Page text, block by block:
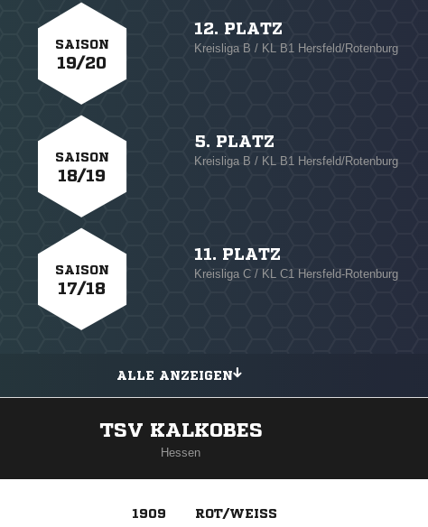
SAISON
19/20
12. PLATZ
Kreisliga B / KL B1 Hersfeld/Rotenburg
SAISON
18/19
5. PLATZ
Kreisliga B / KL B1 Hersfeld/Rotenburg
SAISON
17/18
11. PLATZ
Kreisliga C / KL C1 Hersfeld-Rotenburg
ALLE ANZEIGEN
TSV KALKOBES
Hessen
1909 ROT/WEISS